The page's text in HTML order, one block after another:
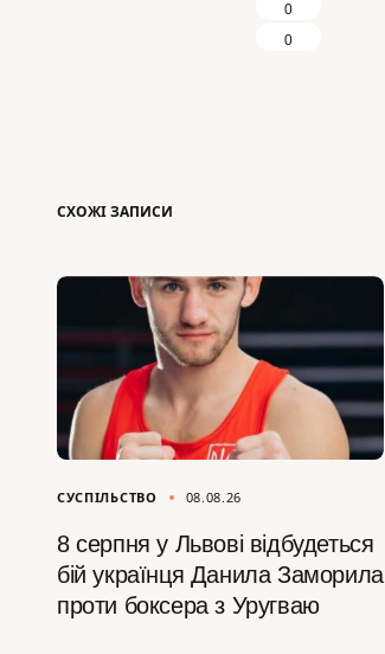
0
0
СХОЖІ ЗАПИСИ
СУСПІЛЬСТВО 08.08.26
8 серпня у Львові відбудеться
бій українця Данила Заморила
проти боксера з Уругваю